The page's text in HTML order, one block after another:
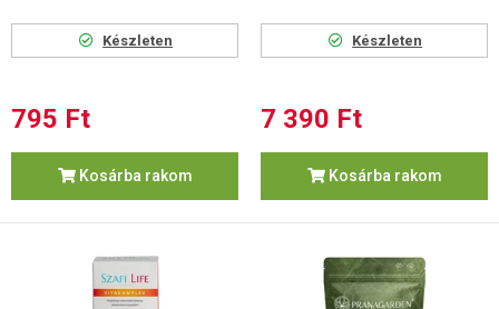
Készleten
795 Ft
Kosárba rakom
Készleten
7 390 Ft
Kosárba rakom